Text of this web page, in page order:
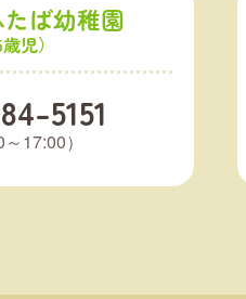
ば幼稚園
児）
5151
17:00）